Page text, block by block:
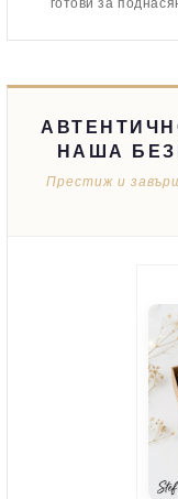
готови за
НАША
Престиж и